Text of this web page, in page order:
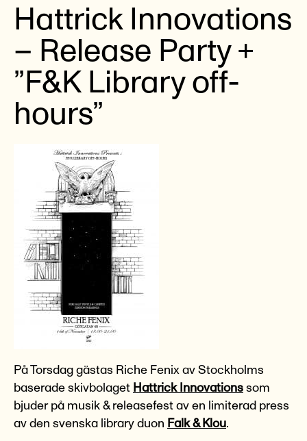
Hattrick Innovations
– Release Party +
”F&K Library off-
hours”
På Torsdag gästas Riche Fenix av Stockholms
baserade skivbolaget Hattrick Innovations som
bjuder på musik & releasefest av en limiterad press
av den svenska library duon Falk & Klou.